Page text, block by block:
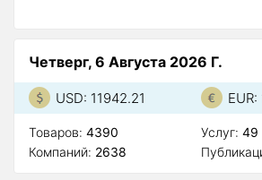
Четверг, 6 Августа 2026 Г.
USD: 11942.21
Товаров: 4390
Компаний: 2638
Услуг: 49